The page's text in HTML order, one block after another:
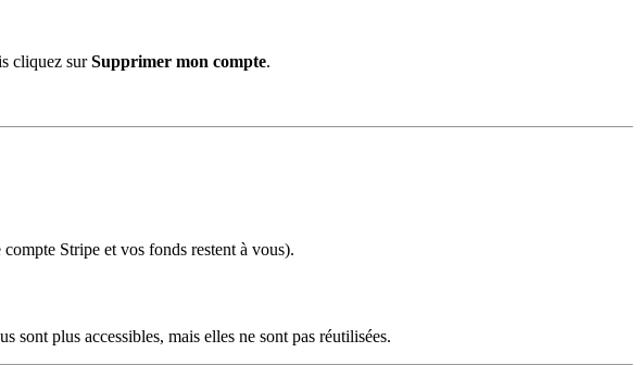
cliquez surSupprimer mon compte.
compte Stripe et vos fonds restent à vous).
plus accessibles, mais elles ne sont pas réutilisées.